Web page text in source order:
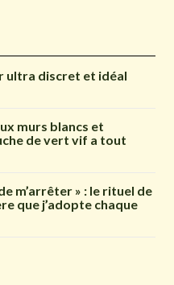
ultra discret et idéal
murs blancs et
de vert vif a tout
m’arrêter » : le rituel de
que j’adopte chaque